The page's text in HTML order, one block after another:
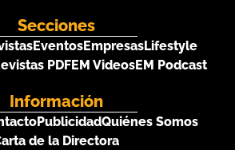
Secciones
EventosEmpresasLifestyle
PDFEM VideosEM Podcast
Información
PublicidadQuiénes Somos
de la Directora